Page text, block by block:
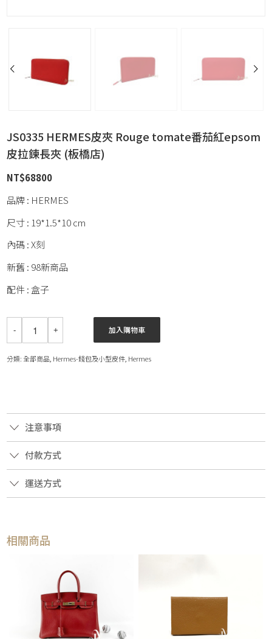
JS0335 HERMES皮夾 Rouge tomate番茄紅epsom
皮拉鍊長夾 (板橋店)
NT$68800
品牌 : HERMES
尺寸 : 19*1.5*10 cm
內碼 : X刻
新舊 : 98新商品
配件 : 盒子
加入購物車
分類:全部商品 Hermes-錢包及小型皮件 Hermes
注意事項
付款方式
運送方式
相關商品